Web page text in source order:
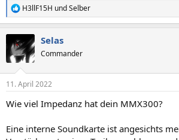
R
e
t
i
e
:
H3llF15H undSelber
Selas
Commander
11. April 2022
Wie viel Impedanz hat dein MMX300?
Eine interne Soundkarte ist angesichts